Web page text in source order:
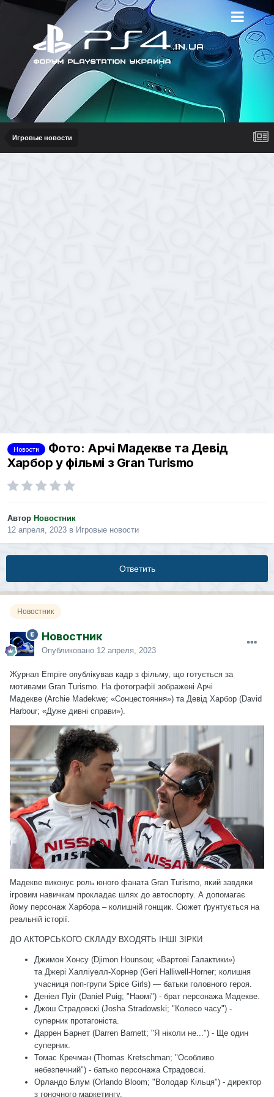
Игровые новости
Новости
Фото: Арчі Мадекве та Девід
Харбор у фільмі з Gran Turismo
Автор Новостник
12 апреля, 2023 в Игровые новости
Ответить
Новостник
Новостник
Опубликовано 12 апреля, 2023
Журнал Empire опублікував кадр з фільму, що готується за
мотивами Gran Turismo. На фотографії зображені Арчі
Мадекве (Archie Madekwe; «Сонцестояння») та Девід Харбор (David
Harbour; «Дуже дивні справи»).
Мадекве виконує роль юного фаната Gran Turismo, який завдяки
ігровим навичкам прокладає шлях до автоспорту. А допомагає
йому персонаж Харбора – колишній гонщик. Сюжет ґрунтується на
реальній історії.
ДО АКТОРСЬКОГО СКЛАДУ ВХОДЯТЬ ІНШІ ЗІРКИ
Джимон Хонсу (Djimon Hounsou; «Вартові Галактики»)
та Джері Халліуелл-Хорнер (Geri Halliwell-Horner; колишня
учасниця поп-групи Spice Girls) — батьки головного героя.
Деніел Пуіг (Daniel Puig; "Наомі") - брат персонажа Мадекве.
Джош Страдовскі (Josha Stradowski; "Колесо часу") -
суперник протагоніста.
Даррен Барнет (Darren Barnett; "Я ніколи не...") - Ще один
суперник.
Томас Кречман (Thomas Kretschman; "Особливо
небезпечний") - батько персонажа Страдовскі.
Орландо Блум (Orlando Bloom; "Володар Кільця") - директор
з гоночного маркетингу.